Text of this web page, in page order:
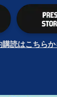
購読はこちらか